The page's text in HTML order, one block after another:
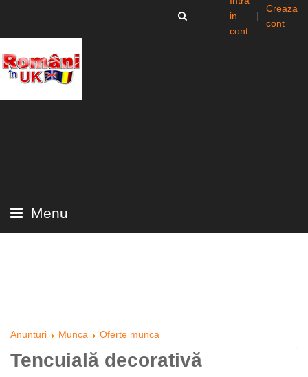
in
cont
|
Creaza
cont
Menu
Anunturi Munca Oferte munca
Tencuială decorativă